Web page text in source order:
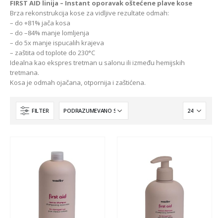
FILTER
FIRST AID linija – Instant oporavak oštećene plave kose
Brza rekonstrukcija kose za vidljive rezultate odmah:
– do +81% jača kosa
– do –84% manje lomljenja
– do 5x manje ispucalih krajeva
– zaštita od toplote do 230°C
Idealna kao ekspres tretman u salonu ili između hemijskih
tretmana.
Kosa je odmah ojačana, otpornija i zaštićena.